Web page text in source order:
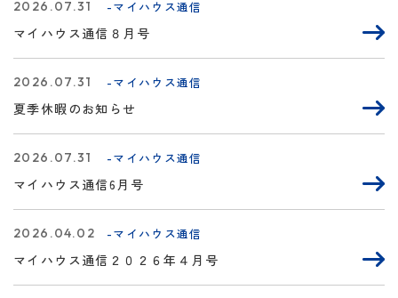
2026.07.31 -マイハウス通信
マイハウス通信８月号
2026.07.31 -マイハウス通信
夏季休暇のお知らせ
2026.07.31 -マイハウス通信
マイハウス通信6月号
2026.04.02 -マイハウス通信
マイハウス通信２０２６年４月号